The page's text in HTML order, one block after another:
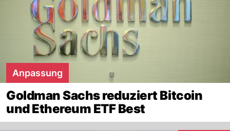
Anpassung
Goldman Sachs reduziert Bitcoin
und Ethereum ETF Best